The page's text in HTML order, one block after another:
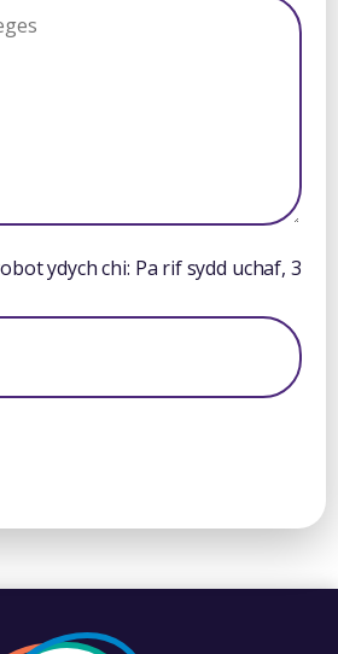
ydych chi: Pa rif sydd uchaf, 3